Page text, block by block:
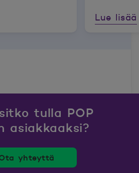
Lue lisää
tulla POP
asiakkaaksi?
yhteyttä